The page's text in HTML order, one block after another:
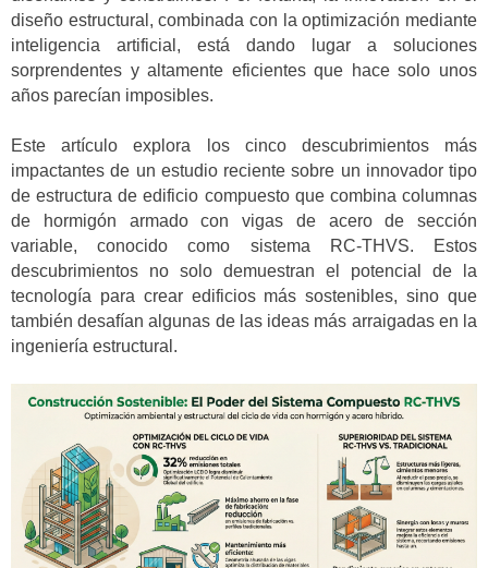
diseño estructural, combinada con la optimización mediante
inteligencia artificial, está dando lugar a soluciones
sorprendentes y altamente eficientes que hace solo unos
años parecían imposibles.
Este artículo explora los cinco descubrimientos más
impactantes de un estudio reciente sobre un innovador tipo
de estructura de edificio compuesto que combina columnas
de hormigón armado con vigas de acero de sección
variable, conocido como sistema RC-THVS. Estos
descubrimientos no solo demuestran el potencial de la
tecnología para crear edificios más sostenibles, sino que
también desafían algunas de las ideas más arraigadas en la
ingeniería estructural.